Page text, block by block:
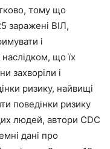
тому що
заражені ВІЛ,
і
що їх
захворіли і
ризику, найвищі
поведінки ризику
людей, автори CDC
дані про